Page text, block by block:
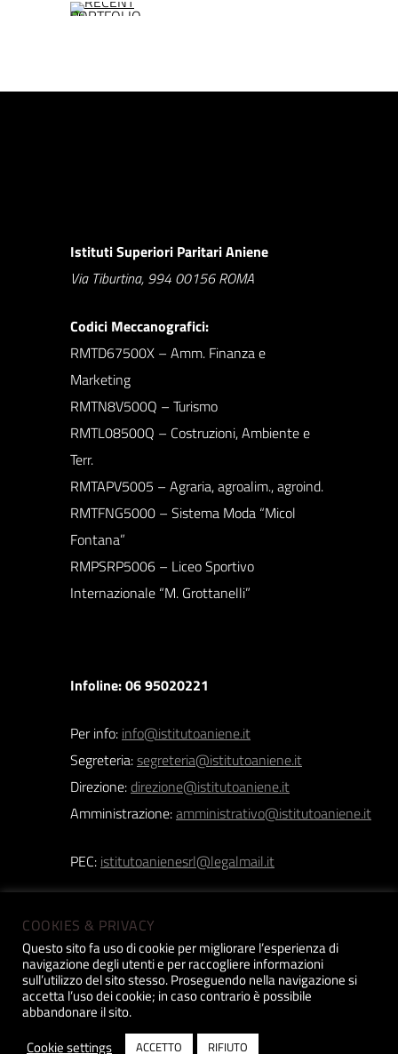
Istituti Superiori Paritari Aniene
Via Tiburtina, 994 00156 ROMA
Codici Meccanografici:
RMTD67500X – Amm. Finanza e
Marketing
RMTN8V500Q – Turismo
RMTL08500Q – Costruzioni, Ambiente e
Terr.
RMTAPV5005 – Agraria, agroalim., agroind.
RMTFNG5000 – Sistema Moda “Micol
Fontana”
RMPSRP5006 – Liceo Sportivo
Internazionale “M. Grottanelli”
Infoline: 06 95020221
Per info: info@istitutoaniene.it
Segreteria:segreteria@istitutoaniene.it
Direzione: direzione@istitutoaniene.it
Amministrazione:amministrativo@istitutoaniene.it
PEC: istitutoanienesrl@legalmail.it
Istituto Aniene srl | Copyright 2019 © | P.iva:
12518031005 | Privacy Policy| DesignConstant
COOKIES & PRIVACY
Questo sito fa uso di cookie per migliorare l’esperienza di
navigazione degli utenti e per raccogliere informazioni
sull’utilizzo del sito stesso. Proseguendo nella navigazione si
accetta l’uso dei cookie; in caso contrario è possibile
abbandonare il sito.
Cookie settings
ACCETTO RIFIUTO